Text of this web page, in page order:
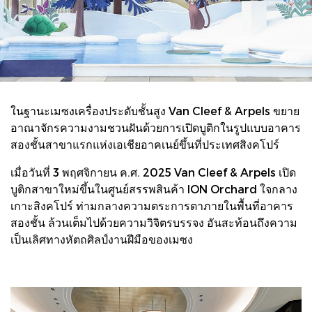
ในฐานะเมซงเครื่องประดับชั้นสูง Van Cleef & Arpels ขยาย
อาณาจักรความงามชวนฝันด้วยการเปิดบูติกในรูปแบบอาคาร
สองชั้นสาขาแรกแห่งเอเชียอาคเนย์ขึ้นที่ประเทศสิงคโปร์
เมื่อวันที่ 3 พฤศจิกายน ค.ศ. 2025 Van Cleef & Arpels เปิด
บูติกสาขาใหม่ขึ้นในศูนย์สรรพสินค้า ION Orchard ใจกลาง
เกาะสิงคโปร์ ท่ามกลางความตระการตาภายในพื้นที่อาคาร
สองชั้น ล้วนเต็มไปด้วยความวิจิตรบรรจง อันสะท้อนถึงความ
เป็นเลิศทางหัตถศิลป์งานฝีมือของเมซง